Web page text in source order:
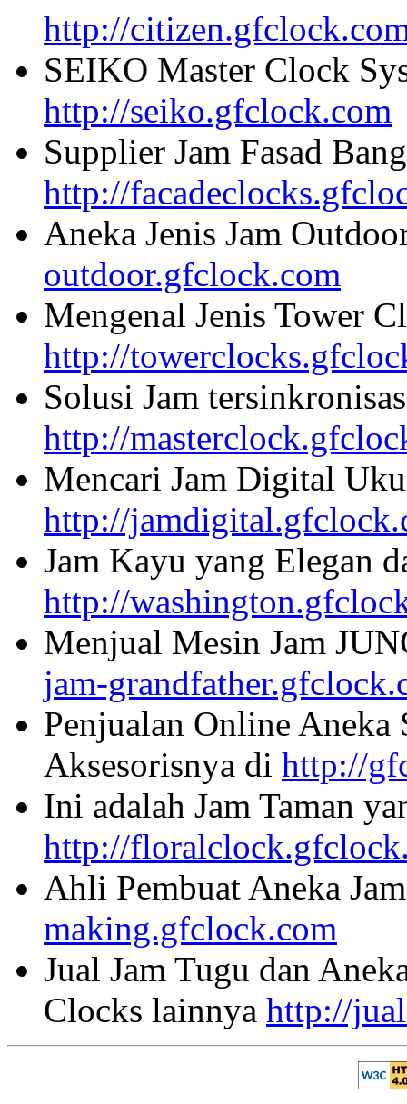
http://
SEIKO Master Clock
http://seiko.gfclock.com
Supplier Jam Fasad
http://
Aneka Jenis Jam
outdoor.gfclock.com
Mengenal Jenis Tower
http://
Solusi Jam
http://
Mencari Jam Digital
http://
Jam Kayu yang Elegan
http://
Menjual Mesin Jam
jam-
Penjualan Online Aneka
Aksesorisnya di http://
Ini adalah Jam Taman
http://
Ahli Pembuat Aneka
making.gfclock.com
Jual Jam Tugu dan
Clocks lainnya http://